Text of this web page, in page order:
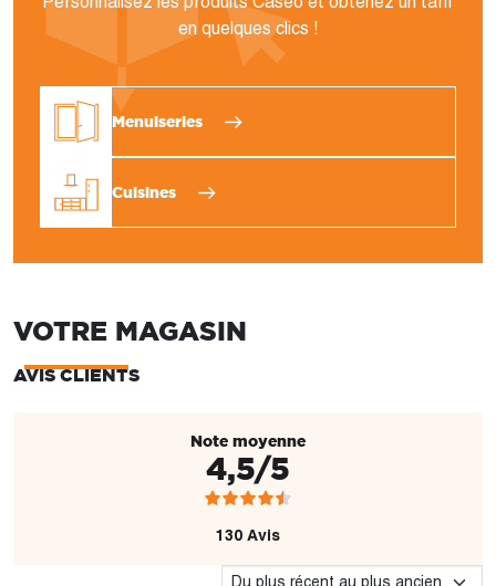
en quelques clics !
Menuiseries
Cuisines
VOTRE MAGASIN
AVIS CLIENTS
Note moyenne
4,5/5
130 Avis